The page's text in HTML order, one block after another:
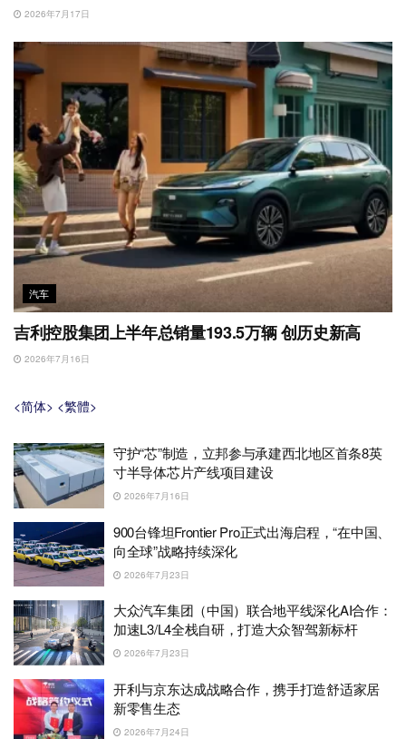
2026年7月17日
汽车
吉利控股集团上半年总销量193.5万辆 创历史新高
2026年7月16日
<简体> <繁體>
守护“芯”制造，立邦参与承建西北地区首条8英
寸半导体芯片产线项目建设
2026年7月16日
900台锋坦Frontier Pro正式出海启程，“在中国、
向全球”战略持续深化
2026年7月23日
大众汽车集团（中国）联合地平线深化AI合作：
加速L3/L4全栈自研，打造大众智驾新标杆
2026年7月23日
开利与京东达成战略合作，携手打造舒适家居
新零售生态
2026年7月24日